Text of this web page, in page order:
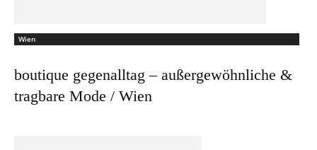
Wien
boutique gegenalltag – außergewöhnliche &
tragbare Mode / Wien